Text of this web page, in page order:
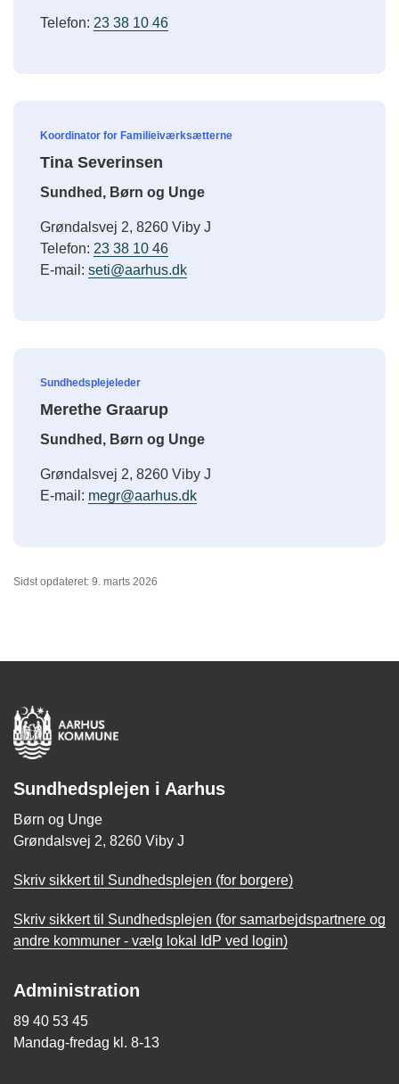
Telefon: 23 38 10 46
Koordinator for Familieiværksætterne
Tina Severinsen
Sundhed, Børn og Unge
Grøndalsvej 2, 8260 Viby J
Telefon: 23 38 10 46
E-mail: seti@aarhus.dk
Sundhedsplejeleder
Merethe Graarup
Sundhed, Børn og Unge
Grøndalsvej 2, 8260 Viby J
E-mail: megr@aarhus.dk
Sidst opdateret: 9. marts 2026
Sundhedsplejen i Aarhus
Børn og Unge
Grøndalsvej 2, 8260 Viby J
Skriv sikkert til Sundhedsplejen (for borgere)
Skriv sikkert til Sundhedsplejen (for samarbejdspartnere og
andre kommuner - vælg lokal IdP ved login)
Administration
89 40 53 45
Mandag-fredag kl. 8-13